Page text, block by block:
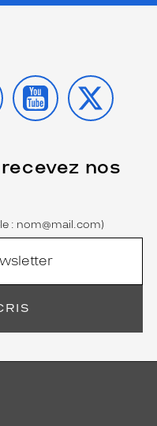
YOUTUBE
X
nos
: nom@mail.com)